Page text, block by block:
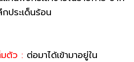
ประเด็นร้อน
มตัว : ต่อมาได้เข้ามาอยู่ใน